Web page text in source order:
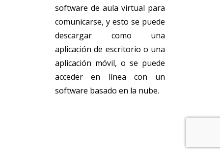
software de aula virtual para
comunicarse, y esto se puede
descargar como una
aplicación de escritorio o una
aplicación móvil, o se puede
acceder en línea con un
software basado en la nube.